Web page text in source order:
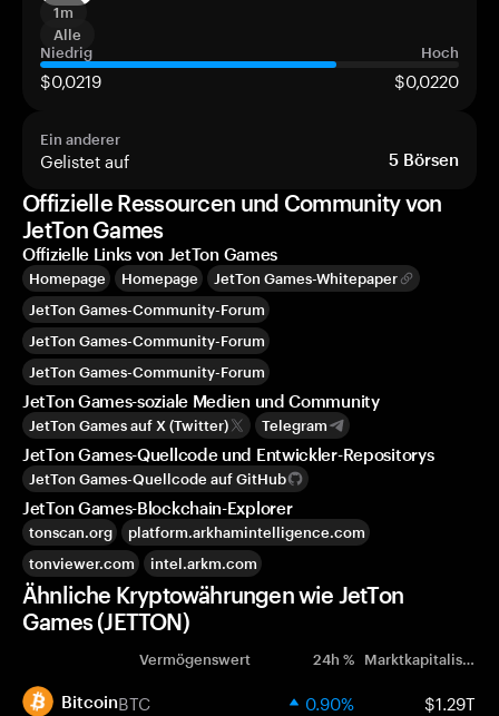
1m
Alle
Niedrig
Hoch
$0,0219 $0,0220
Ein anderer
Gelistet auf 5 Börsen
Offizielle Ressourcen und Community von
JetTon Games
Offizielle Links von JetTon Games
Homepage Homepage
JetTon Games-Whitepaper
JetTon Games-Community-Forum
JetTon Games-Community-Forum
JetTon Games-Community-Forum
JetTon Games-soziale Medien und Community
JetTon Games auf X (Twitter) Telegram
JetTon Games-Quellcode und Entwickler-Repositorys
JetTon Games-Quellcode auf GitHub
JetTon Games-Blockchain-Explorer
tonscan.org
platform.arkhamintelligence.com
tonviewer.com
intel.arkm.com
Ähnliche Kryptowährungen wie JetTon
Games (JETTON)
Vermögenswert 24h % Marktkapitalisierung
BitcoinBTC 0.90% $1.29T